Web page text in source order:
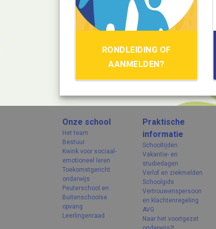
RONDLEIDING OF
AANMELDEN?
Onze school
Het team
Bestuur
Kwink voor sociaal-
emotioneel leren
Toekomstgericht
onderwijs
Peuterschool en
Buitenschoolse
opvang
Leerlingenraad
Praktische
informatie
Schooltijden
Vakantie- en
studiedagen
Verlof en ziekmelden
Schoolgids
Vertrouwenspersoon
en klachtenregeling
AVG
Naar het voortgezet